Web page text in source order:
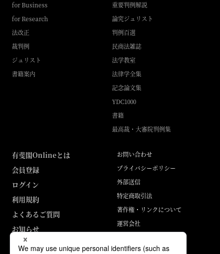
for Business
for Research
法改正
裁判例
ジュリスト
書籍案内
重要判例解説
論究ジュリスト
判例百選
民商法雑誌
法学教室
法律学全集
記念論文集
YDC1000
書籍
最高裁・大審院判例集
有斐閣Onlineとは
会員登録
ログイン
利用規約
よくあるご質問
お知らせ
お問い合わせ
プライバシーポリシー
外部送信
特定商取引法
著作権・リンクについて
運営会社